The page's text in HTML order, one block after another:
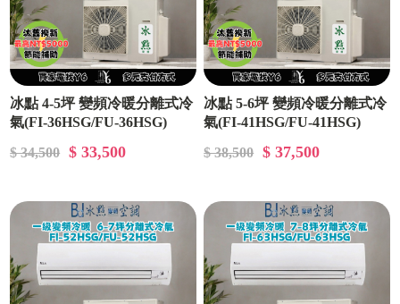
冰點 4-5坪 變頻冷暖分離式冷
氣(FI-36HSG/FU-36HSG)
$ 34,500
$ 33,500
冰點 5-6坪 變頻冷暖分離式冷
氣(FI-41HSG/FU-41HSG)
$ 38,500
$ 37,500